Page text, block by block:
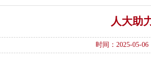
人大助
时间：2025-05-06